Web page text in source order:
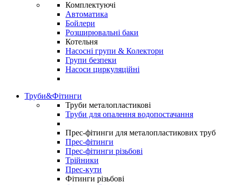
Комплектуючі
Автоматика
Бойлери
Розширювальні баки
Котельня
Насосні групи & Колектори
Групи безпеки
Насоси циркуляційні
Труби&Фітинги
Труби металопластикові
Труби для опалення водопостачання
Прес-фітинги для металопластикових труб
Прес-фітинги
Прес-фітинги різьбові
Трійники
Прес-кути
Фітинги різьбові